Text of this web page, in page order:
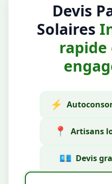
Devis
Solaires
rapide
⚡
📍 Artisans
💶 Devis